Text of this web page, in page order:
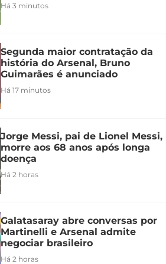
Há 3 minutos
Segunda maior contratação da
história do Arsenal, Bruno
Guimarães é anunciado
Há 17 minutos
Jorge Messi, pai de Lionel Messi,
morre aos 68 anos após longa
doença
Há 2 horas
Galatasaray abre conversas por
Martinelli e Arsenal admite
negociar brasileiro
Há 2 horas